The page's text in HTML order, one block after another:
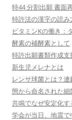
特44 分割出願 書面
特許法の漢字の読み
ビタミンKの働き：
酵素の補酵素として
特許出願書類作成支
新生児メレナとは
レンサ球菌とは？
態から命名された細
共鳴でなぜ安定化
学会が当日、地震